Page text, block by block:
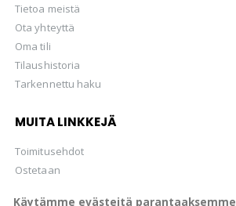
Käytämme evästeitä parantaaksemme
Tietoa meistä
Ota yhteyttä
Oma tili
Tilaushistoria
Tarkennettu haku
MUITA LINKKEJÄ
Toimitusehdot
Ostetaan